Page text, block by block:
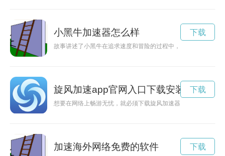
小黑牛加速器怎么样
故事讲述了小黑牛在追求速度和冒险的过程中，克服困难，勇往
下载
旋风加速app官网入口下载安装
想要在网络上畅游无忧，就必须下载旋风加速器app官网！通
下载
加速海外网络免费的软件 下载